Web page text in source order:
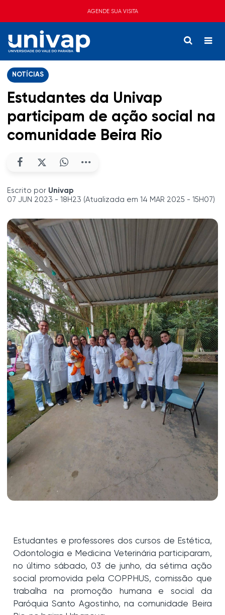
AGENDE SUA VISITA
NOTÍCIAS
Estudantes da Univap
participam de ação social na
comunidade Beira Rio
Escrito por Univap
07 JUN 2023 - 18H23 (Atualizada em 14 MAR 2025 - 15H07)
Estudantes e professores dos cursos de Estética,
Odontologia e Medicina Veterinária participaram,
no último sábado, 03 de junho, da sétima ação
social promovida pela COPPHUS, comissão que
trabalha na promoção humana e social da
Paróquia Santo Agostinho, na comunidade Beira